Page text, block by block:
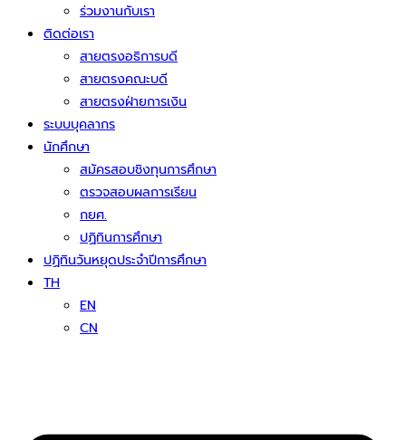
ร่วมงานกับเรา
ติดต่อเรา
สายตรงอธิการบดี
สายตรงคณะบดี
สายตรงฝ่ายการเงิน
ระบบบุคลากร
นักศึกษา
สมัครสอบชิงทุนการศึกษา
ตรวจสอบผลการเรียน
กยศ.
ปฏิทินการศึกษา
ปฏิทินวันหยุดประจำปีการศึกษา
TH
EN
CN